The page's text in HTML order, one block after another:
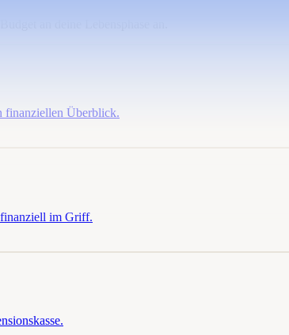
finanziellen Überblick.
im Griff.